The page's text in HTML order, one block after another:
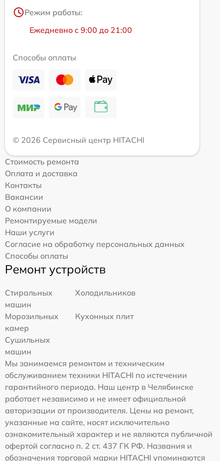
Режим работы:
Ежедневно с 9:00 до 21:00
Способы оплаты
© 2026 Сервисный центр HITACHI
Стоимость ремонта
Оплата и доставка
Контакты
Вакансии
О компании
Ремонтируемые модели
Наши услуги
Согласие на обработку персональных данных
Способы оплаты
Ремонт устройств
Стиральных
машин
Холодильников
Морозильных
камер
Кухонных плит
Сушильных
машин
Мы занимаемся ремонтом и техническим
обслуживанием техники HITACHI по истечении
гарантийного периода. Наш центр в Челябинске
работает независимо и не имеет официальной
авторизации от производителя. Цены на ремонт,
указанные на сайте, носят исключительно
ознакомительный характер и не являются публичной
офертой согласно п. 2 ст. 437 ГК РФ. Названия и
обозначения торговой марки HITACHI упоминаются